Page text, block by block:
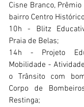
Cisne Branco, Prêmio
bairro Centro
10h - Blitz
Praia de Belas;
14h - Projeto
Mobilidade -
o Trânsito com
Corpo de
Restinga;